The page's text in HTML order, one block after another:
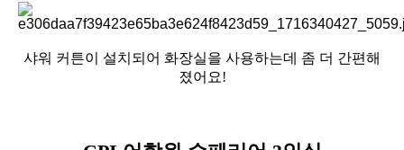
샤워 커튼이 설치되어 화장실을 사용하는데 좀 더 간편해
졌어요!